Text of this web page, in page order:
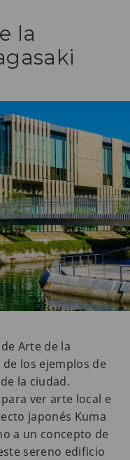
la
Arte de la
los ejemplos de
la ciudad.
ver arte local e
japonés Kuma
a un concepto de
sereno edificio